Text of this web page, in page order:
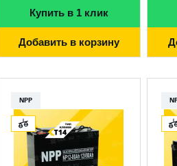
Купить в 1 клик
Добавить в корзину
NPP